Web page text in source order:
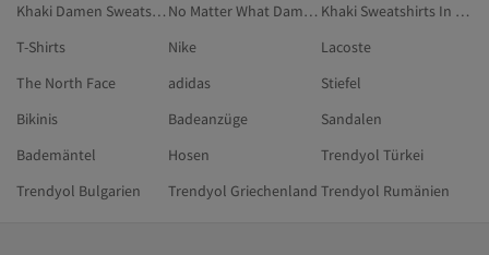
Khaki Damen Sweatshirts In Übergröße
No Matter What Damen Sweatshirts In Übergröße
Khaki Sweatshirts In Übergröße
T-Shirts
Nike
Lacoste
The North Face
adidas
Stiefel
Bikinis
Badeanzüge
Sandalen
Bademäntel
Hosen
Trendyol Türkei
Trendyol Bulgarien
Trendyol Griechenland Trendyol Rumänien